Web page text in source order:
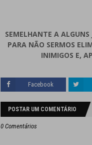
SEMELHANTE A ALGUNS
PARA NÃO SERMOS
INIMIGOS E,
Facebook
POSTAR UM COMENTÁRIO
0 Comentários